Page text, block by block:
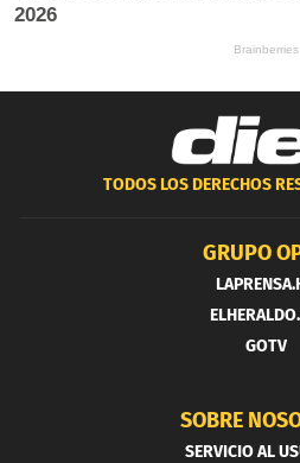
TODOS LOS DERECHOS
GRUPO
GOTV
SOBRE
SERVICIO AL